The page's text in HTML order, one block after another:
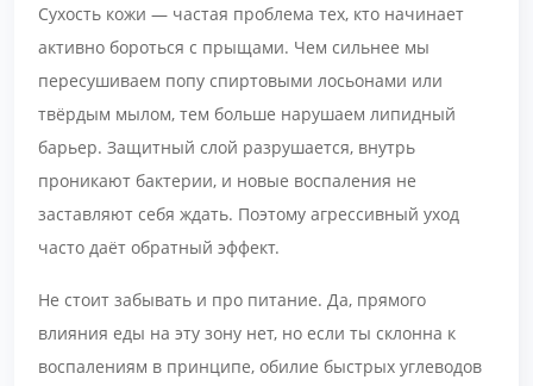
Сухость кожи — частая проблема тех, кто начинает
активно бороться с прыщами. Чем сильнее мы
пересушиваем попу спиртовыми лосьонами или
твёрдым мылом, тем больше нарушаем липидный
барьер. Защитный слой разрушается, внутрь
проникают бактерии, и новые воспаления не
заставляют себя ждать. Поэтому агрессивный уход
часто даёт обратный эффект.
Не стоит забывать и про питание. Да, прямого
влияния еды на эту зону нет, но если ты склонна к
воспалениям в принципе, обилие быстрых углеводов